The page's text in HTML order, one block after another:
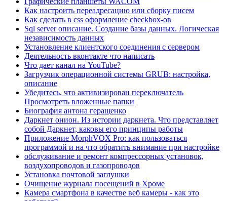
Как настроить переадресацию или сборку писем
Как сделать в css оформление checkbox-ов
Sql server описание. Создание базы данных. Логическая
независимость данных
Установление клиентского соединения с сервером
Деятельность вконтакте что написать
Что дает канал на YouTube?
Загрузчик операционной системы GRUB: настройка,
описание
Убедитесь, что активизирован переключатель
Просмотреть вложенные папки
Биография антона геращенко
Даркнет онион. Из истории даркнета. Что представляет
собой Даркнет, каковы его принципы работы
Приложение MorphVOX Pro: как пользоваться
программой и на что обратить внимание при настройке
обслуживание и ремонт компрессорных установок,
воздухопроводов и газопроводов
Установка почтовой заглушки
Очищение журнала посещений в Хроме
Камера смартфона в качестве веб камеры - как это